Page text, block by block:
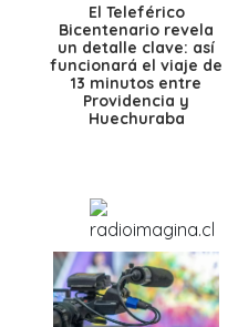
El Teleférico
Bicentenario revela
un detalle clave: así
funcionará el viaje de
13 minutos entre
Providencia y
Huechuraba